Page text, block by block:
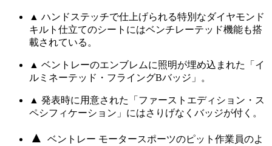
▲ ハンドステッチで仕上げられる特別なダイヤモンド
キルト仕立てのシートにはベンチレーテッド機能も搭
載されている。
▲ ベントレーのエンブレムに照明が埋め込まれた「イ
ルミネーテッド・フライングBバッジ」。
▲ 発表時に用意された「ファーストエディション・ス
ペシフィケーション」にはさりげなくバッジが付く。
▲
ベントレー モータースポーツのピット作業員のよ